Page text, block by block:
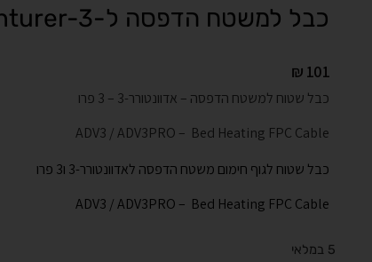
כבל למשטח הדפסה ל-Adventurer-3
₪ 101
כבל שטוח למשטח הדפסה – אדוונטורר-3 – 3 פרו
ADV3 / ADV3PRO – Bed Heating FPC Cable
כבל שטוח לגוף חימום משטח הדפסה לאדוונטורר-3 ו3 פרו
ADV3 / ADV3PRO – Bed Heating FPC Cable
5 במלאי